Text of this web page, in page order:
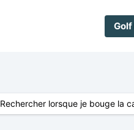
Rechercher lorsque je bouge la